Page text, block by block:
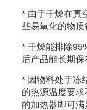
* 由于干燥在真
些易氧化的物质
* 干燥能排除
后产品能长期保
* 因物料处于冻
的热源温度要
的加热器即可